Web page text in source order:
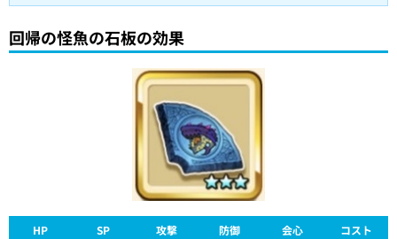
回帰の怪魚の石板の効果
HP SP 攻撃 防御 会心
コスト